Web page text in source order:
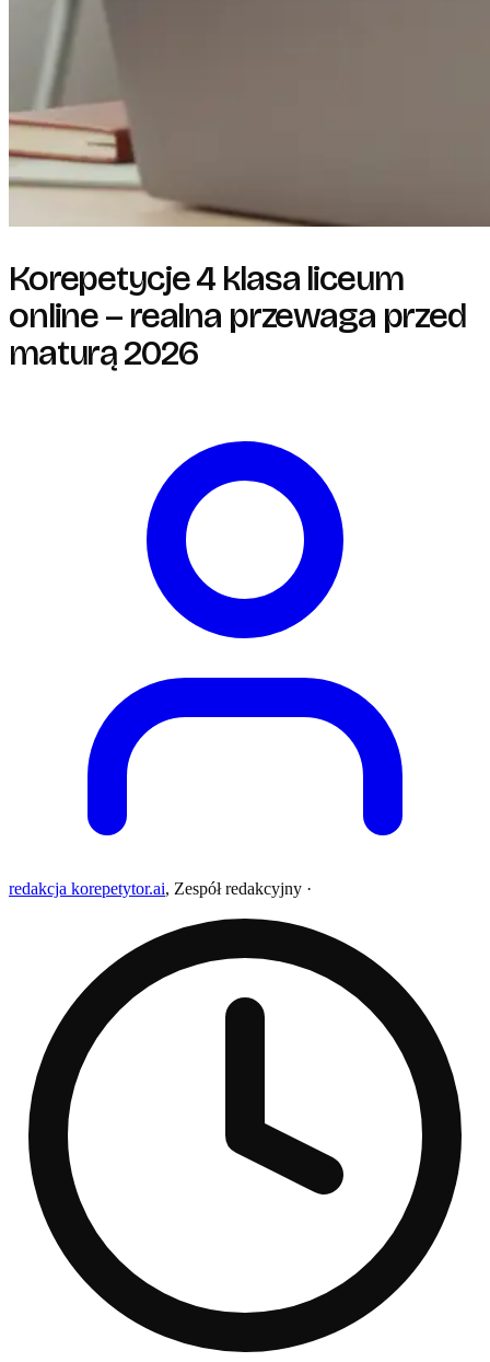
Korepetycje 4 klasa liceum
online – realna przewaga przed
maturą 2026
redakcja korepetytor.ai, Zespół redakcyjny ·